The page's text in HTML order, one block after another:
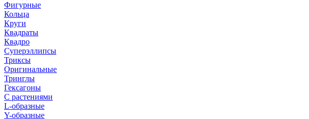
Фигурные
Кольца
Круги
Квадраты
Квадро
Суперэллипсы
Триксы
Оригинальные
Тринглы
Гексагоны
С растениями
L-образные
Y-образные